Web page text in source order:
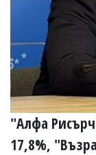
"Алфа
17,8%,